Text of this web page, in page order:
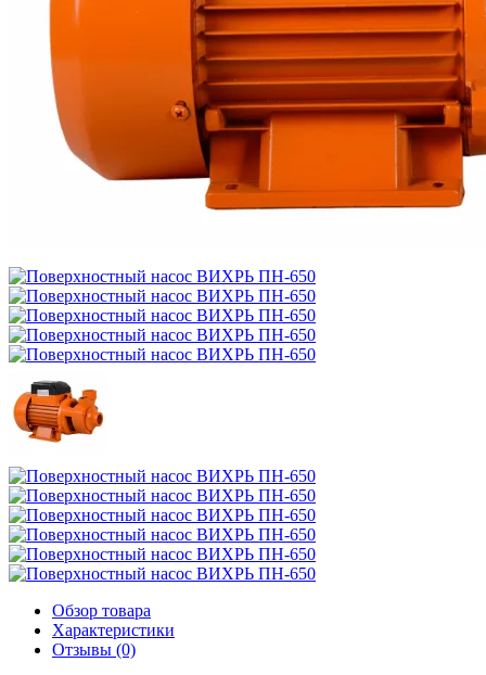
Обзор товара
Характеристики
Отзывы (0)